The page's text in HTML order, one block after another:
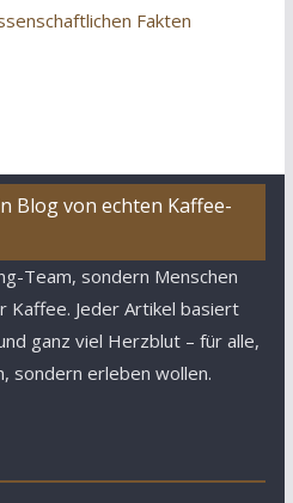
Fakten
Blog von echten Kaffee-
Team, sondern Menschen
Kaffee. Jeder Artikel basiert
ganz viel Herzblut – für alle,
sondern erleben wollen.